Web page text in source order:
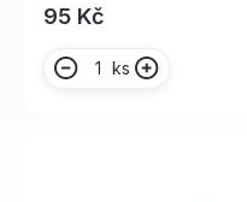
95 Kč
ks